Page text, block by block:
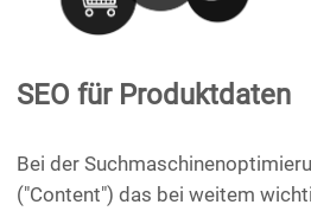
SEO für Produktdaten
Bei der
("Content") das bei weitem